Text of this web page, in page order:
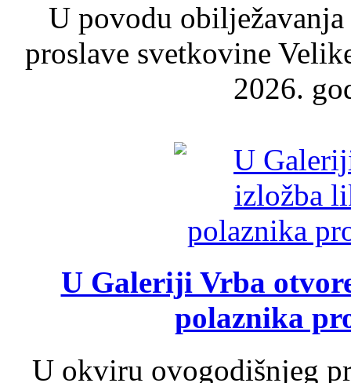
U povodu
proslave svetkovine
2026.
U Galeriji Vrba
polaznika
U okviru ovogodišnjeg